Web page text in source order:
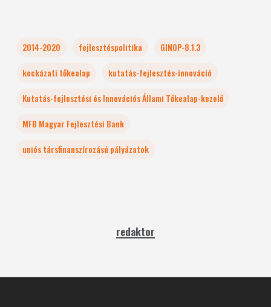
2014-2020 fejlesztéspolitika
GINOP-8.1.3
kockázati tőkealap
kutatás-fejlesztés-innováció
Kutatás-fejlesztési és Innovációs Állami Tőkealap-kezelő
MFB Magyar Fejlesztési Bank
uniós társfinanszírozású pályázatok
redaktor